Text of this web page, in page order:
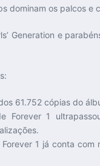
dominam os palcos e
Generation e
61.752 cópias do
Forever 1
1 já conta com